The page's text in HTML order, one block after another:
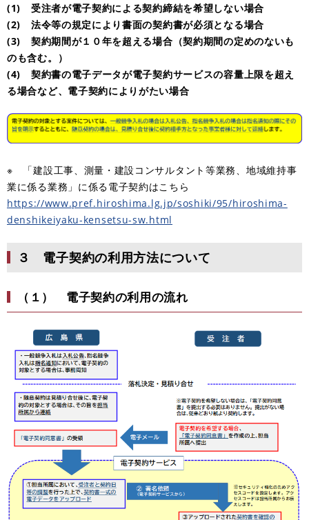
(1) 受注者が電子契約による契約締結を希望しない場合
(2) 法令等の規定により書面の契約書が必須となる場合
(3) 契約期間が１０年を超える場合（契約期間の定めのないも
のも含む。）
(4) 契約書の電子データが電子契約サービスの容量上限を超え
る場合など、電子契約によりがたい場合
※ 「建設工事、測量・建設コンサルタント等業務、地域維持事
業に係る業務」に係る電子契約はこちら
https://www.pref.hiroshima.lg.jp/soshiki/95/hiroshima-
denshikeiyaku-kensetsu-sw.html
３ 電子契約の利用方法について
（１） 電子契約の利用の流れ